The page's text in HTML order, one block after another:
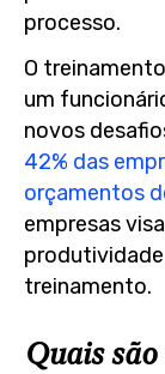
processo.
O
um
novos
42% das
orçamentos
empresas
treinamento.
Quais